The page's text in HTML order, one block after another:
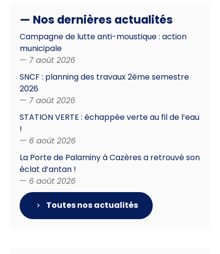
— Nos dernières actualités
Campagne de lutte anti-moustique : action
municipale
— 7 août 2026
SNCF : planning des travaux 2ème semestre
2026
— 7 août 2026
STATION VERTE : échappée verte au fil de l’eau
!
— 6 août 2026
La Porte de Palaminy à Cazères a retrouvé son
éclat d’antan !
— 6 août 2026
Toutes nos actualités